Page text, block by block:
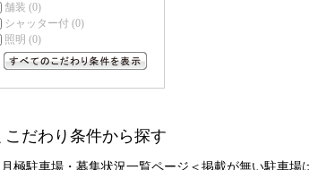
舗装 (0)
シャッター付 (0)
照明 (0)
こだわり条件から探す
月極駐車場・募集状況一覧ページ＜掲載が無い駐車場